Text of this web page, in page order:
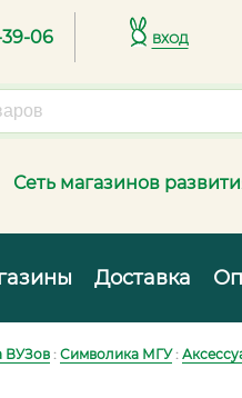
39-06 вход
Сеть магазинов
Доставка
ВУЗов : Символика МГУ: